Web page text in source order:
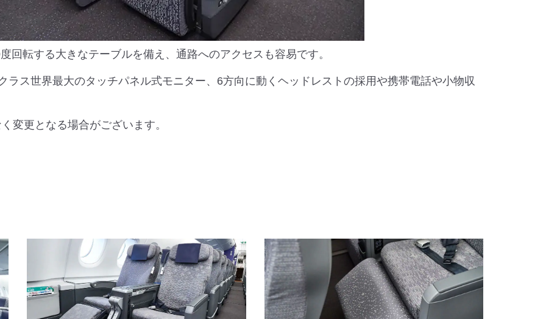
回転する大きなテーブルを備え、通路へのアクセスも容易です。
ラス世界最大のタッチパネル式モニター、6方向に動くヘッドレストの採用や携帯電話や小物収
変更となる場合がございます。